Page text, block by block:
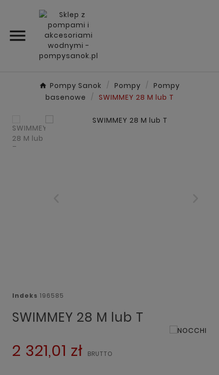

Pompy Sanok Pompy
Pompy
basenowe
SWIMMEY 28 M lub T
Indeks 196585
SWIMMEY 28 M lub T
2 321,01 zł